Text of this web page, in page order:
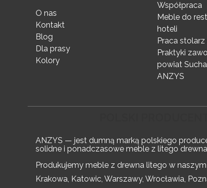
O nas
Kontakt
Blog
Dla prasy
Kolory
Współpraca
Meble do
hoteli
Praca
Praktyki
powiat
ANZYS
ANZYS — jest dumną marką polskiego
solidne i ponadczasowe meble z litego
Produkujemy meble z drewna litego w
Krakowa, Katowic, Warszawy, Wrocławia,